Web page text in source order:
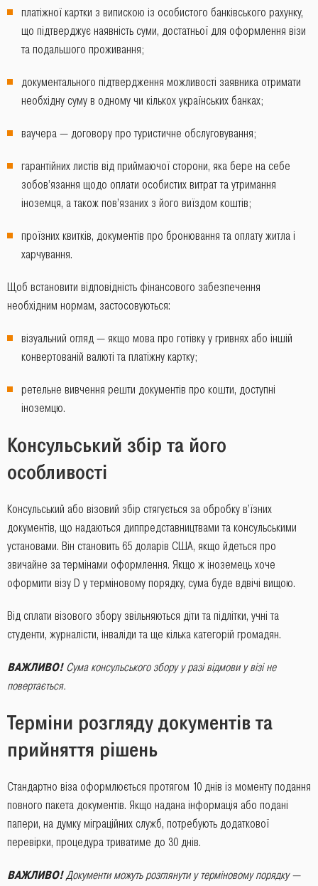
платіжної картки з випискою із особистого банківського рахунку,
що підтверджує наявність суми, достатньої для оформлення візи
та подальшого проживання;
документального підтвердження можливості заявника отримати
необхідну суму в одному чи кількох українських банках;
ваучера ― договору про туристичне обслуговування;
гарантійних листів від приймаючої сторони, яка бере на себе
зобов’язання щодо оплати особистих витрат та утримання
іноземця, а також пов’язаних з його виїздом коштів;
проїзних квитків, документів про бронювання та оплату житла і
харчування.
Щоб встановити відповідність фінансового забезпечення
необхідним нормам, застосовуються:
візуальний огляд ― якщо мова про готівку у гривнях або іншій
конвертованій валюті та платіжну картку;
ретельне вивчення решти документів про кошти, доступні
іноземцю.
Консульський збір та його
особливості
Консульський або візовий збір стягується за обробку в’їзних
документів, що надаються диппредставництвами та консульськими
установами. Він становить 65 доларів США, якщо йдеться про
звичайне за термінами оформлення. Якщо ж іноземець хоче
оформити візу D у терміновому порядку, сума буде вдвічі вищою.
Від сплати візового збору звільняються діти та підлітки, учні та
студенти, журналісти, інваліди та ще кілька категорій громадян.
ВАЖЛИВО!Сума консульського збору у разі відмови у візі не
повертається.
Терміни розгляду документів та
прийняття рішень
Стандартно віза оформлюється протягом 10 днів із моменту подання
повного пакета документів. Якщо надана інформація або подані
папери, на думку міграційних служб, потребують додаткової
перевірки, процедура триватиме до 30 днів.
ВАЖЛИВО!Документи можуть розглянути у терміновому порядку ―